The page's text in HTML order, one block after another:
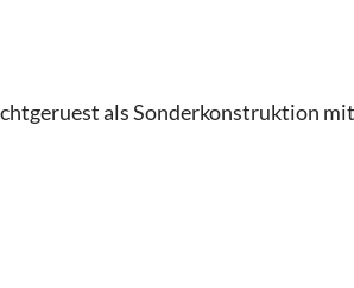
als Sonderkonstruktion